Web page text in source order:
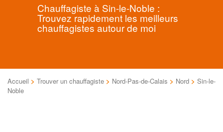
Chauffagiste à Sin-le-Noble :
Trouvez rapidement les meilleurs
chauffagistes autour de moi
Accueil > Trouver un chauffagiste > Nord-Pas-de-Calais > Nord > Sin-le-
Noble